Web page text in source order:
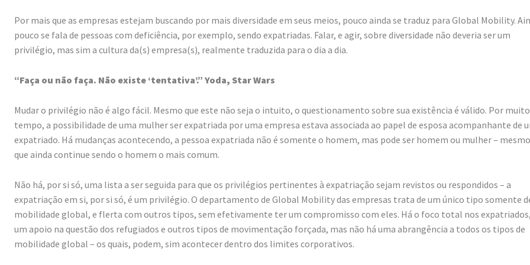
Por mais que as empresas estejam buscando por mais diversidade em seus meios, pouco ainda se traduz para Global Mobility.
pouco se fala de pessoas com deficiência, por exemplo, sendo expatriadas. Falar, e agir, sobre diversidade não deveria ser um
privilégio, mas sim a cultura da(s) empresa(s), realmente traduzida para o dia a dia.
“Faça ou não faça. Não existe ‘tentativa’.” Yoda, Star Wars
Mudar o privilégio não é algo fácil. Mesmo que este não seja o intuito, o questionamento sobre sua existência é válido. Por muito
tempo, a possibilidade de uma mulher ser expatriada por uma empresa estava associada ao papel de esposa acompanhante de
expatriado. Há mudanças acontecendo, a pessoa expatriada não é somente o homem, mas pode ser homem ou mulher – mesmo
que ainda continue sendo o homem o mais comum.
Não há, por si só, uma lista a ser seguida para que os privilégios pertinentes à expatriação sejam revistos ou respondidos – a
expatriação em si, por si só, é um privilégio. O departamento de Global Mobility das empresas trata de um único tipo somente
mobilidade global, e flerta com outros tipos, sem efetivamente ter um compromisso com eles. Há o foco total nos
um apoio na questão dos refugiados e outros tipos de movimentação forçada, mas não há uma abrangência a todos os tipos de
mobilidade global – os quais, podem, sim acontecer dentro dos limites corporativos.